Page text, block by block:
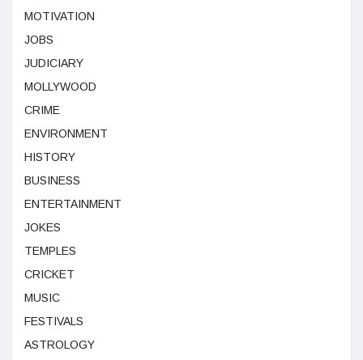
MOTIVATION
JOBS
JUDICIARY
MOLLYWOOD
CRIME
ENVIRONMENT
HISTORY
BUSINESS
ENTERTAINMENT
JOKES
TEMPLES
CRICKET
MUSIC
FESTIVALS
ASTROLOGY